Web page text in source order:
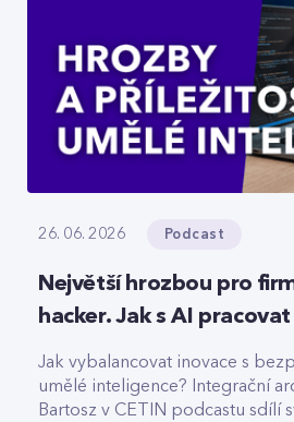
26. 06. 2026 Podcast
Největší hrozbou pro
hacker. Jak s AI
Jak vybalancovat inovace s
umělé inteligence? Integrační
Bartosz v CETIN podcastu sdílí